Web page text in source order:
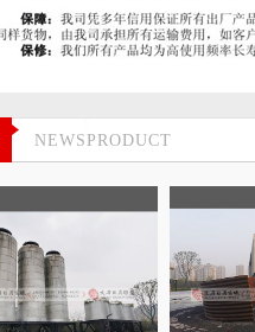
NEWSPRODUCT